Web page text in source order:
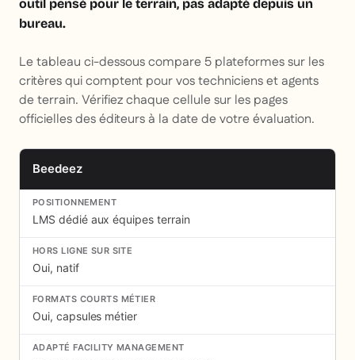
outil pensé pour le terrain, pas adapté depuis un
bureau.
Le tableau ci-dessous compare 5 plateformes sur les
critères qui comptent pour vos techniciens et agents
de terrain. Vérifiez chaque cellule sur les pages
officielles des éditeurs à la date de votre évaluation.
Beedeez
LMS dédié aux équipes terrain
Oui, natif
Oui, capsules métier